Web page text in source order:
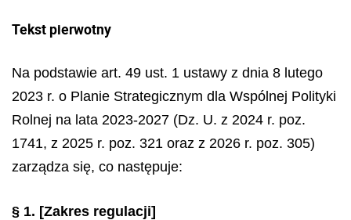
Tekst pierwotny
Na podstawie art. 49 ust. 1 ustawy z dnia 8 lutego
2023 r. o Planie Strategicznym dla Wspólnej Polityki
Rolnej na lata 2023-2027 (Dz. U. z 2024 r. poz.
1741, z 2025 r. poz. 321 oraz z 2026 r. poz. 305)
zarządza się, co następuje:
§ 1. [Zakres regulacji]